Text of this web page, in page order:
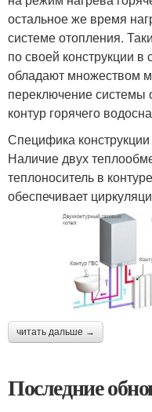
остальное же время
системе отопления.
по своей конструкции
обладают множеством
переключение системы
контур горячего
Специфика конструкции
Наличие двух
теплоноситель в
обеспечивает
читать дальше →
Последние